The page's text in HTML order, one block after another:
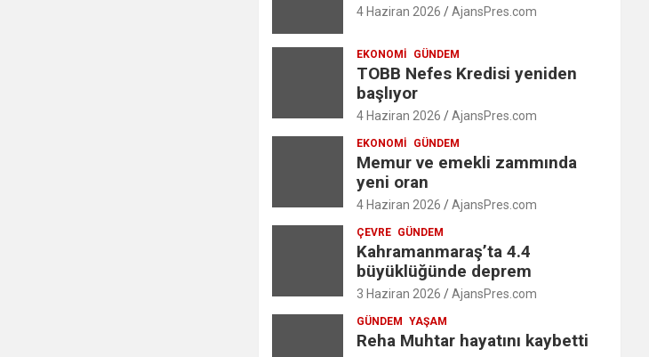
4 Haziran 2026 AjansPres.com
EKONOMI GÜNDEM
TOBB Nefes Kredisi yeniden
başlıyor
4 Haziran 2026 AjansPres.com
EKONOMI GÜNDEM
Memur ve emekli zammında
yeni oran
4 Haziran 2026 AjansPres.com
ÇEVRE GÜNDEM
Kahramanmaraş’ta 4.4
büyüklüğünde deprem
3 Haziran 2026 AjansPres.com
GÜNDEM YAŞAM
Reha Muhtar hayatını kaybetti